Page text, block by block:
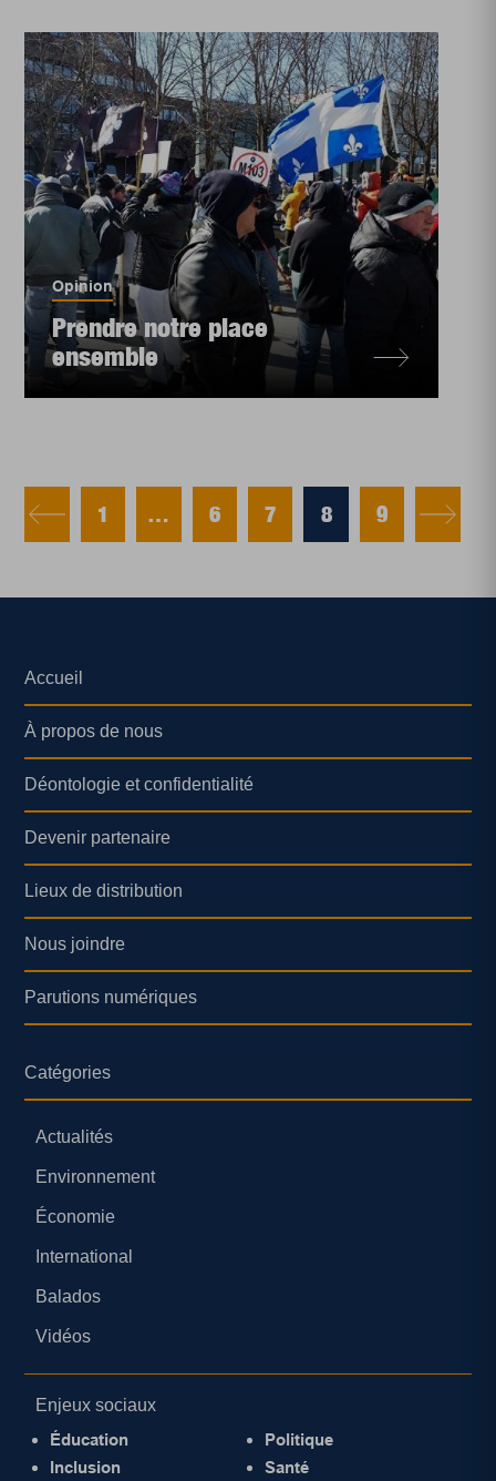
Opinion
Prendre notre place
ensemble
1 … 6 7 8 9
Accueil
À propos de nous
Déontologie et confidentialité
Devenir partenaire
Lieux de distribution
Nous joindre
Parutions numériques
Catégories
Actualités
Environnement
Économie
International
Balados
Vidéos
Enjeux sociaux
Éducation
Inclusion
Politique
Santé